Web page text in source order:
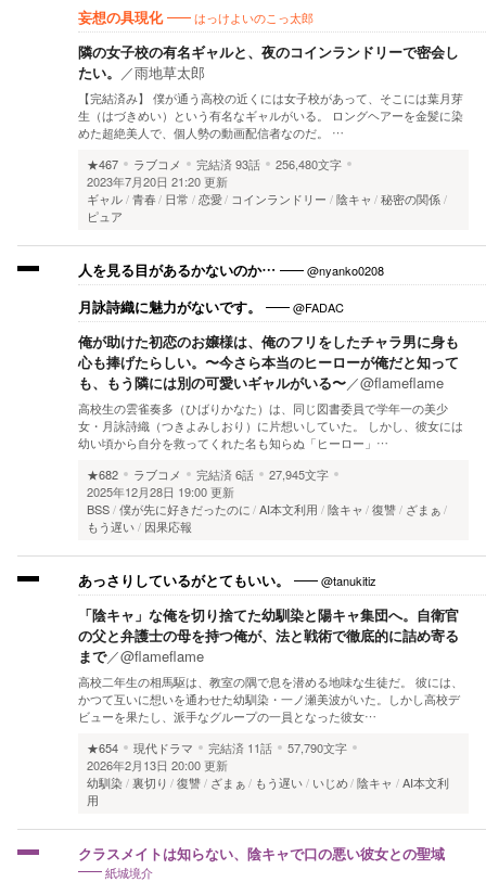
妄想の具現化 はっけよいのこっ太郎
隣の女子校の有名ギャルと、夜のコインランドリーで密会し
たい。 ／雨地草太郎
【完結済み】 僕が通う高校の近くには女子校があって、そこには葉月芽
生（はづきめい）という有名なギャルがいる。 ロングヘアーを金髪に染
めた超絶美人で、個人勢の動画配信者なのだ。 …
★467
ラブコメ 完結済93話
256,480文字
2023年7月20日 21:20 更新
ギャル 青春 日常 恋愛 コインランドリー 陰キャ
秘密の関係
ピュア
人を見る目があるかないのか… @nyanko0208
月詠詩織に魅力がないです。 @FADAC
俺が助けた初恋のお嬢様は、俺のフリをしたチャラ男に身も
心も捧げたらしい。〜今さら本当のヒーローが俺だと知って
も、もう隣には別の可愛いギャルがいる〜／@flameflame
高校生の雲雀奏多（ひばりかなた）は、同じ図書委員で学年一の美少
女・月詠詩織（つきよみしおり）に片想いしていた。 しかし、彼女には
幼い頃から自分を救ってくれた名も知らぬ「ヒーロー」…
★682
ラブコメ 完結済6話
27,945文字
2025年12月28日 19:00 更新
BSS 僕が先に好きだったのに AI本文利用 陰キャ 復讐
ざまぁ
もう遅い
因果応報
あっさりしているがとてもいい。 @tanukitiz
「陰キャ」な俺を切り捨てた幼馴染と陽キャ集団へ。自衛官
の父と弁護士の母を持つ俺が、法と戦術で徹底的に詰め寄る
まで／@flameflame
高校二年生の相馬駆は、教室の隅で息を潜める地味な生徒だ。 彼には、
かつて互いに想いを通わせた幼馴染・一ノ瀬美波がいた。しかし高校デ
ビューを果たし、派手なグループの一員となった彼女…
★654
現代ドラマ 完結済 11話
57,790文字
2026年2月13日 20:00 更新
幼馴染
裏切り 復讐 ざまぁ もう遅い いじめ 陰キャ
AI本文利
用
クラスメイトは知らない、陰キャで口の悪い彼女との聖域
紙城境介